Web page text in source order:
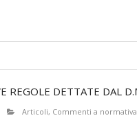
REGOLE DETTATE DAL
Articoli, Commenti a normativa